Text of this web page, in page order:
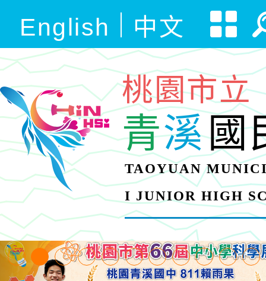
English 中文
桃園市立
青溪國
TAOYUAN
I JUNIOR HIGH